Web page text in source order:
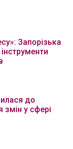
Запорізька
до
у сфері